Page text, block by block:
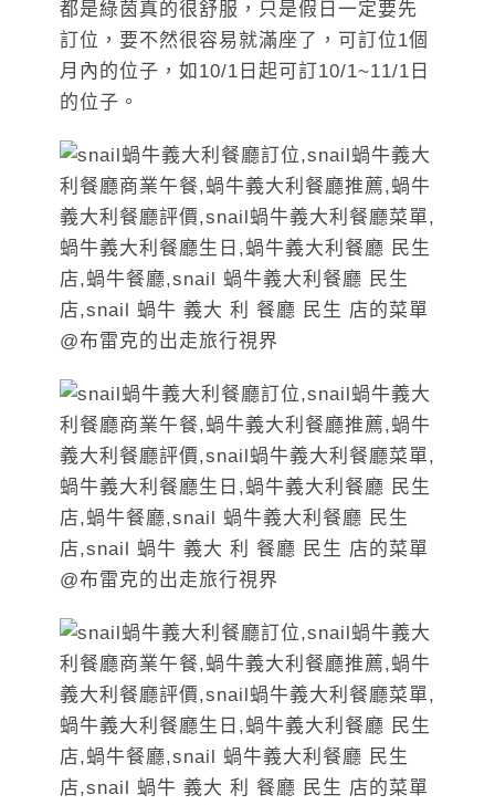
都是綠茵真的很舒服，只是假日一定要先
訂位，要不然很容易就滿座了，可訂位1個
月內的位子，如10/1日起可訂10/1~11/1日
的位子。